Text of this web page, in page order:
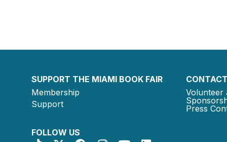
SUPPORT THE MIAMI BOOK FAIR
Membership
Support
FOLLOW US
Volunteer
Press